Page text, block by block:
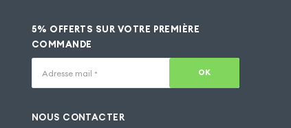
5% OFFERTS SUR VOTRE PREMIÈRE
COMMANDE
Adresse mail * OK
NOUS CONTACTER